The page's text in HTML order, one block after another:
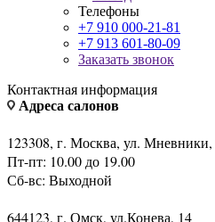
+7 910 000-21-81
Назад
Телефоны
+7 910 000-21-81
Заказать звонок
Адреса салонов
123308, г. Москва, ул. Мневники, 5
Пт-пт: 10.00 до 19.00
Сб-вс: Выходной